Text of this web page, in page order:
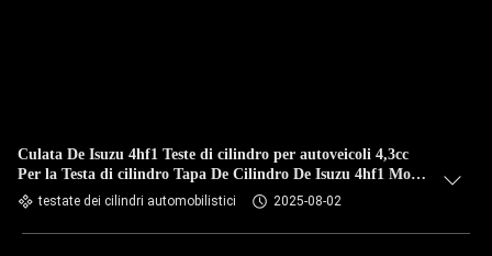
Culata De Isuzu 4hf1 Teste di cilindro per autoveicoli 4,3cc
Per la Testa di cilindro Tapa De Cilindro De Isuzu 4hf1 Motor
Culata
testate dei cilindri automobilistici 2025-08-02